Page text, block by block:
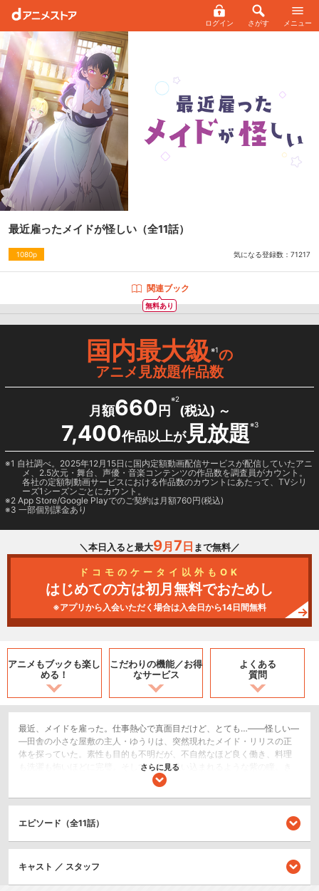
ログイン さがす メニュー
最近雇ったメイドが怪しい （全11話）
1080p 気になる登録数： 71217
無料あり
関連ブック
国内最大級※1の
アニメ見放題作品数
月額660 円
※2
(税込) ～
7,400作品以上が見放題※3
1 自社調べ。2025年12月15日に国内定額動画配信サービスが配信していたアニ
メ、2.5次元・舞台、声優・音楽コンテンツの作品数を調査員がカウント。
各社の定額制動画サービスにおける作品数のカウントにあたって、TVシリ
ーズ1シーズンごとにカウント。
2 App Store/Google Playでのご契約は月額760円(税込)
3 一部個別課金あり
＼本日入ると最大9月 7 日 まで無料／
ドコモのケータイ以外もOK
はじめての方は初月無料でおためし
※アプリから入会いただく場合は入会日から14日間無料
アニメもブックも楽し
める！
こだわりの機能／お得
なサービス
よくある
質問
最近、メイドを雇った。仕事熱心で真面目だけど、とても…――怪しい―
―田舎の小さな屋敷の主人・ゆうりは、突然現れたメイド・リリスの正
体を探っていた。素性も目的も不明だが、不自然なほど良く働き、料理
も洗濯も怖いほどに完璧。そして、あの吸い込まれるような紫の瞳。き
っとリリスは何か企んでいるに違いないと、怪しすぎて、怪しすぎて、
年と、突然現れた怪しいメイドが、少しずつ、絆を育んでいく物語。
恋愛/ラブコメ
さらに見る
エピソード（全11話）
キャスト ／ スタッフ